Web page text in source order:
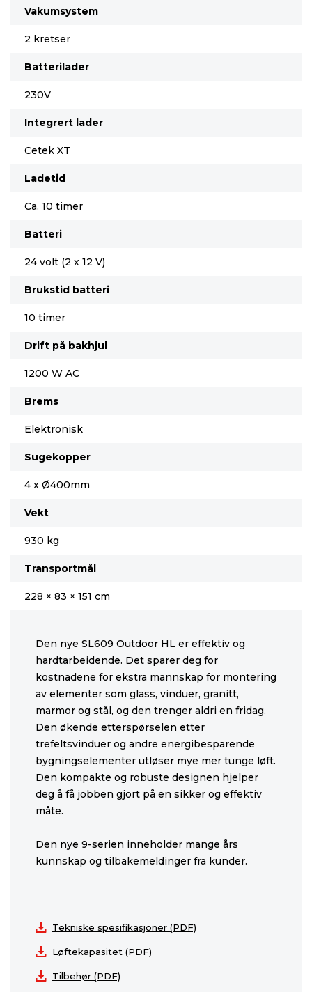
Vakumsystem
2 kretser
Batterilader
230V
Integrert lader
Cetek XT
Ladetid
Ca. 10 timer
Batteri
24 volt (2 x 12 V)
Brukstid batteri
10 timer
Drift på bakhjul
1200 W AC
Brems
Elektronisk
Sugekopper
4 x Ø400mm
Vekt
930 kg
Transportmål
228 × 83 × 151 cm
Den nye SL609 Outdoor HL er effektiv og
hardtarbeidende. Det sparer deg for
kostnadene for ekstra mannskap for montering
av elementer som glass, vinduer, granitt,
marmor og stål, og den trenger aldri en fridag.
Den økende etterspørselen etter
trefeltsvinduer og andre energibesparende
bygningselementer utløser mye mer tunge løft.
Den kompakte og robuste designen hjelper
deg å få jobben gjort på en sikker og effektiv
måte.
Den nye 9-serien inneholder mange års
kunnskap og tilbakemeldinger fra kunder.
Tekniske spesifikasjoner (PDF)
Løftekapasitet (PDF)
Tilbehør (PDF)